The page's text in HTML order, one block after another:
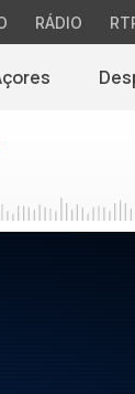
RÁDIO